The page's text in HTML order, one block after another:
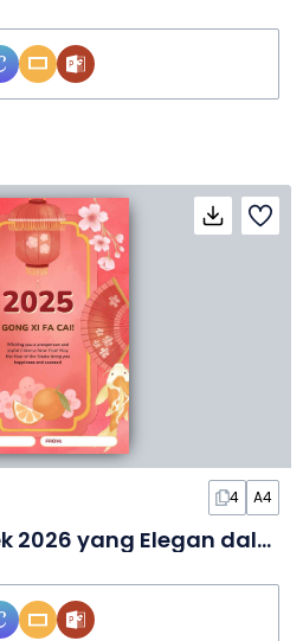
4 A4
Kartu Ucapan Imlek 2026 yang Elegan dalam Slide